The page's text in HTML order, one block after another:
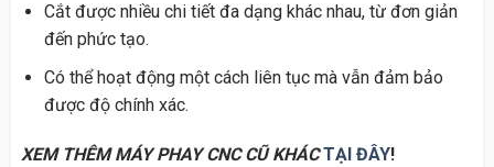
Cắt được nhiều chi tiết đa dạng khác nhau, từ đơn giản
đến phức tạo.
Có thể hoạt động một cách liên tục mà vẫn đảm bảo
được độ chính xác.
XEM THÊM MÁY PHAY CNC CŨ KHÁC TẠI ĐÂY!